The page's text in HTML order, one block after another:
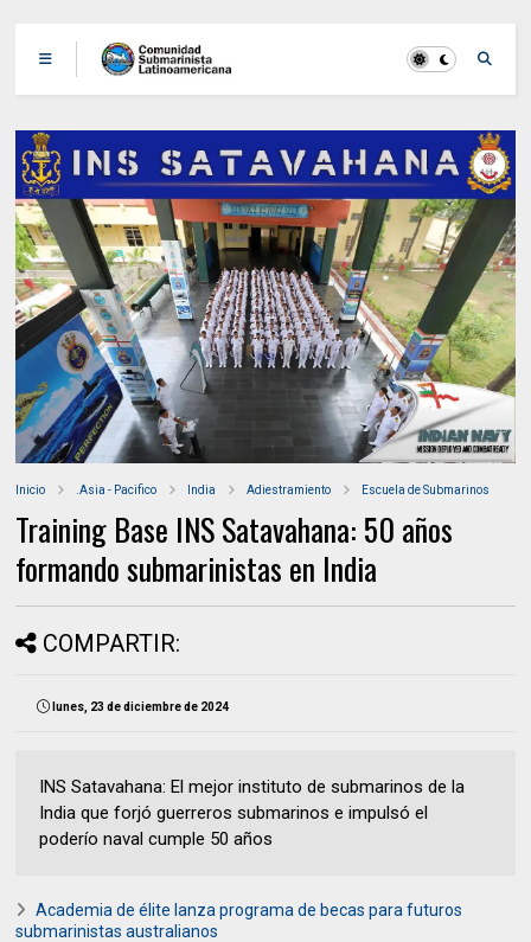
Inicio .Asia - Pacifico India Adiestramiento Escuela de Submarinos
Training Base INS Satavahana: 50 años
formando submarinistas en India
COMPARTIR:
lunes, 23 de diciembre de 2024
INS Satavahana: El mejor instituto de submarinos de la
India que forjó guerreros submarinos e impulsó el
poderío naval cumple 50 años
Academia de élite lanza programa de becas para futuros
submarinistas australianos